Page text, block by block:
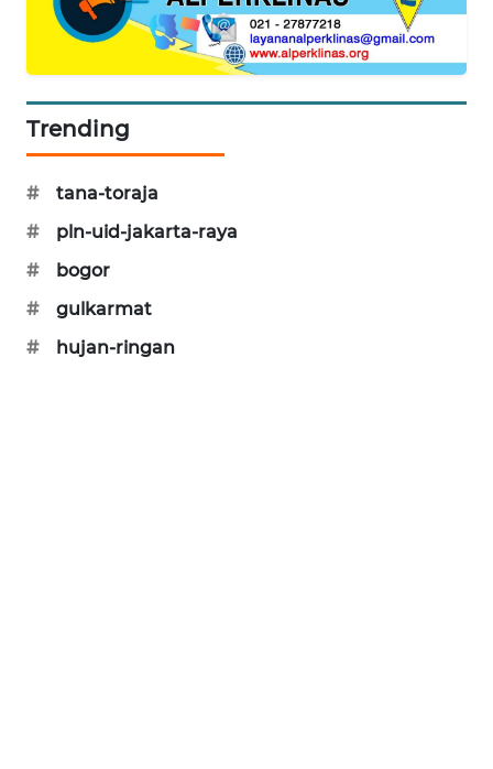
Trending
#
tana-toraja
#
pln-uid-jakarta-raya
#
bogor
#
gulkarmat
#
hujan-ringan
SONYA
ASA
NEWS